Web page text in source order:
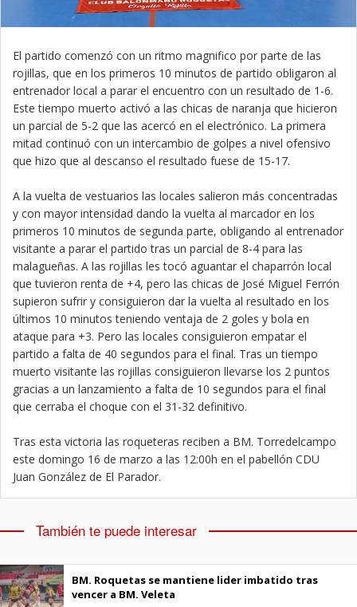
El partido comenzó con un ritmo magnifico por parte de las
rojillas, que en los primeros 10 minutos de partido obligaron al
entrenador local a parar el encuentro con un resultado de 1-6.
Este tiempo muerto activó a las chicas de naranja que hicieron
un parcial de 5-2 que las acercó en el electrónico. La primera
mitad continuó con un intercambio de golpes a nivel ofensivo
que hizo que al descanso el resultado fuese de 15-17.
A la vuelta de vestuarios las locales salieron más concentradas
y con mayor intensidad dando la vuelta al marcador en los
primeros 10 minutos de segunda parte, obligando al entrenador
visitante a parar el partido tras un parcial de 8-4 para las
malagueñas. A las rojillas les tocó aguantar el chaparrón local
que tuvieron renta de +4, pero las chicas de José Miguel Ferrón
supieron sufrir y consiguieron dar la vuelta al resultado en los
últimos 10 minutos teniendo ventaja de 2 goles y bola en
ataque para +3. Pero las locales consiguieron empatar el
partido a falta de 40 segundos para el final. Tras un tiempo
muerto visitante las rojillas consiguieron llevarse los 2 puntos
gracias a un lanzamiento a falta de 10 segundos para el final
que cerraba el choque con el 31-32 definitivo.
Tras esta victoria las roqueteras reciben a BM. Torredelcampo
este domingo 16 de marzo a las 12:00h en el pabellón CDU
Juan González de El Parador.
También te puede interesar
BM. Roquetas se mantiene lider imbatido tras
vencer a BM. Veleta